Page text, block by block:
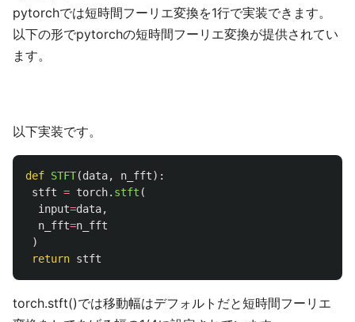
pytorchでは短時間フーリエ変換を1行で実装できます。
以下の形でpytorchの短時間フーリエ変換が提供されてい
ます。
以下実装です。
def STFT(data, n_fft):
stft = torch. stft (
input=data,
n_fft=n_fft
)
return stft
torch.stft()では移動幅はデフォルトだと短時間フーリエ